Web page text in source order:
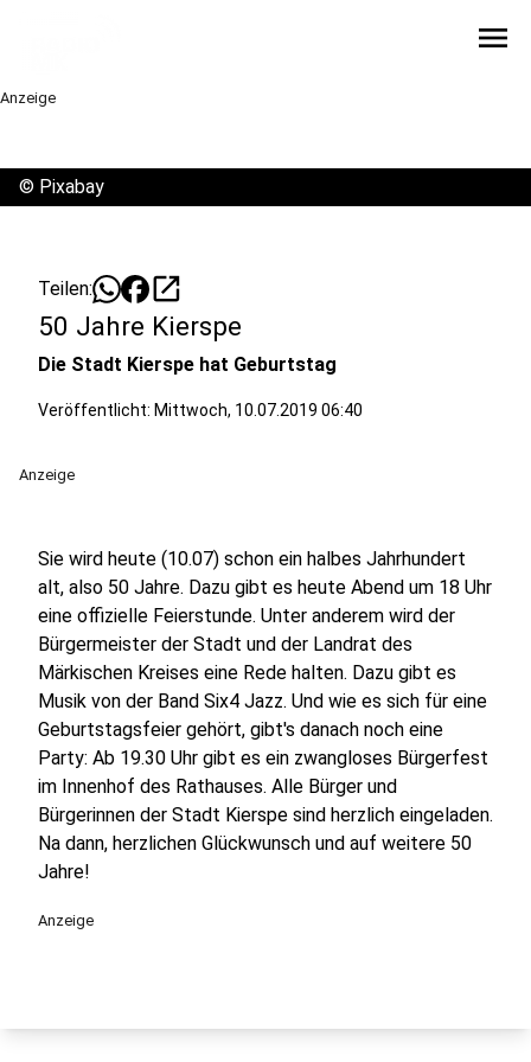
menu
Anzeige
© Pixabay
Teilen: open_in_new
50 Jahre Kierspe
Die Stadt Kierspe hat Geburtstag
Veröffentlicht: Mittwoch, 10.07.2019 06:40
Anzeige
Sie wird heute (10.07) schon ein halbes Jahrhundert
alt, also 50 Jahre. Dazu gibt es heute Abend um 18 Uhr
eine offizielle Feierstunde. Unter anderem wird der
Bürgermeister der Stadt und der Landrat des
Märkischen Kreises eine Rede halten. Dazu gibt es
Musik von der Band Six4 Jazz. Und wie es sich für eine
Geburtstagsfeier gehört, gibt's danach noch eine
Party: Ab 19.30 Uhr gibt es ein zwangloses Bürgerfest
im Innenhof des Rathauses. Alle Bürger und
Bürgerinnen der Stadt Kierspe sind herzlich eingeladen.
Na dann, herzlichen Glückwunsch und auf weitere 50
Jahre!
Anzeige